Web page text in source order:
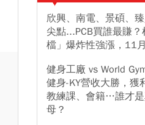
欣興、南電、景碩、臻
尖點...PCB買誰最賺
檔」爆炸性強漲，11
健身工廠 vs World
健身-KY營收大勝，獲
教練課、會籍…誰才
母？